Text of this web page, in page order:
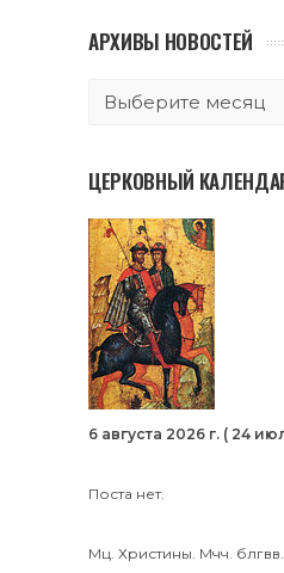
АРХИВЫ НОВОСТЕЙ
ЦЕРКОВНЫЙ
6 августа 2026 г. ( 24
Поста нет.
Мц. Христины. Мчч.